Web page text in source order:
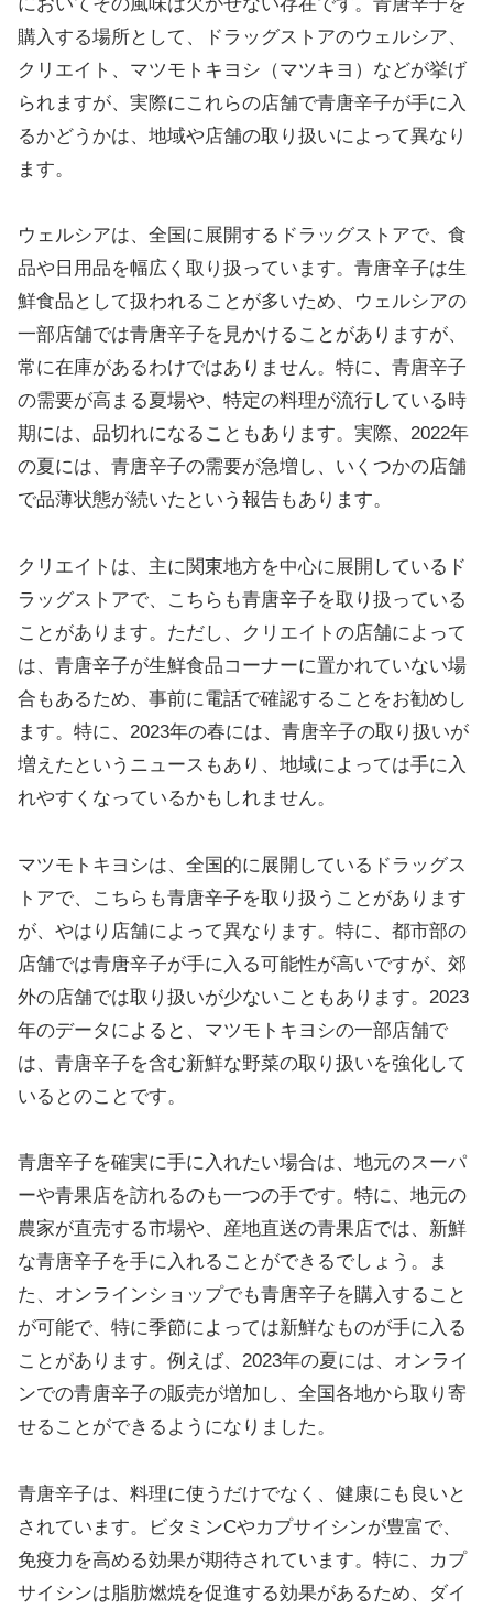
購入する場所として、ドラッグストアのウェルシア、
クリエイト、マツモトキヨシ（マツキヨ）などが挙げ
られますが、実際にこれらの店舗で青唐辛子が手に入
るかどうかは、地域や店舗の取り扱いによって異なり
ます。
ウェルシアは、全国に展開するドラッグストアで、食
品や日用品を幅広く取り扱っています。青唐辛子は生
鮮食品として扱われることが多いため、ウェルシアの
一部店舗では青唐辛子を見かけることがありますが、
常に在庫があるわけではありません。特に、青唐辛子
の需要が高まる夏場や、特定の料理が流行している時
期には、品切れになることもあります。実際、2022年
の夏には、青唐辛子の需要が急増し、いくつかの店舗
で品薄状態が続いたという報告もあります。
クリエイトは、主に関東地方を中心に展開しているド
ラッグストアで、こちらも青唐辛子を取り扱っている
ことがあります。ただし、クリエイトの店舗によって
は、青唐辛子が生鮮食品コーナーに置かれていない場
合もあるため、事前に電話で確認することをお勧めし
ます。特に、2023年の春には、青唐辛子の取り扱いが
増えたというニュースもあり、地域によっては手に入
れやすくなっているかもしれません。
マツモトキヨシは、全国的に展開しているドラッグス
トアで、こちらも青唐辛子を取り扱うことがあります
が、やはり店舗によって異なります。特に、都市部の
店舗では青唐辛子が手に入る可能性が高いですが、郊
外の店舗では取り扱いが少ないこともあります。2023
年のデータによると、マツモトキヨシの一部店舗で
は、青唐辛子を含む新鮮な野菜の取り扱いを強化して
いるとのことです。
青唐辛子を確実に手に入れたい場合は、地元のスーパ
ーや青果店を訪れるのも一つの手です。特に、地元の
農家が直売する市場や、産地直送の青果店では、新鮮
な青唐辛子を手に入れることができるでしょう。ま
た、オンラインショップでも青唐辛子を購入すること
が可能で、特に季節によっては新鮮なものが手に入る
ことがあります。例えば、2023年の夏には、オンライ
ンでの青唐辛子の販売が増加し、全国各地から取り寄
せることができるようになりました。
青唐辛子は、料理に使うだけでなく、健康にも良いと
されています。ビタミンCやカプサイシンが豊富で、
免疫力を高める効果が期待されています。特に、カプ
サイシンは脂肪燃焼を促進する効果があるため、ダイ